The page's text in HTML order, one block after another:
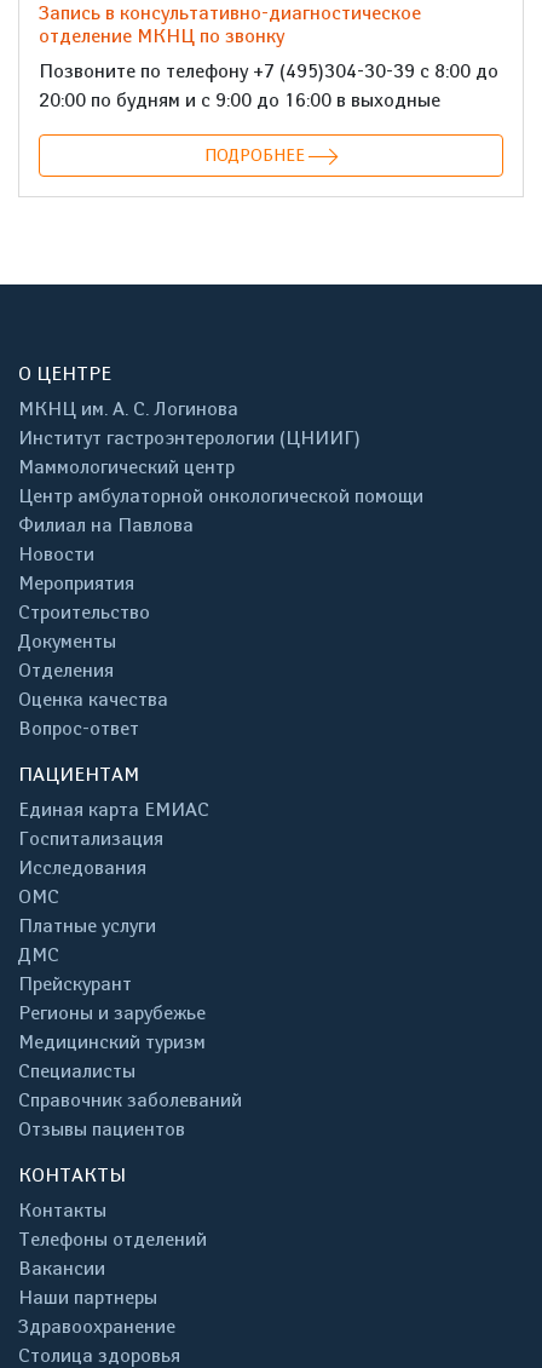
Запись в консультативно-диагностическое
отделение МКНЦ по звонку
Позвоните по телефону +7 (495)304-30-39 с 8:00 до
20:00 по будням и с 9:00 до 16:00 в выходные
ПОДРОБНЕЕ
О ЦЕНТРЕ
МКНЦ им. А. С. Логинова
Институт гастроэнтерологии (ЦНИИГ)
Маммологический центр
Центр амбулаторной онкологической помощи
Филиал на Павлова
Новости
Мероприятия
Строительство
Документы
Отделения
Оценка качества
Вопрос-ответ
ПАЦИЕНТАМ
Единая карта ЕМИАС
Госпитализация
Исследования
ОМС
Платные услуги
ДМС
Прейскурант
Регионы и зарубежье
Медицинский туризм
Специалисты
Справочник заболеваний
Отзывы пациентов
КОНТАКТЫ
Контакты
Телефоны отделений
Вакансии
Наши партнеры
Здравоохранение
Столица здоровья